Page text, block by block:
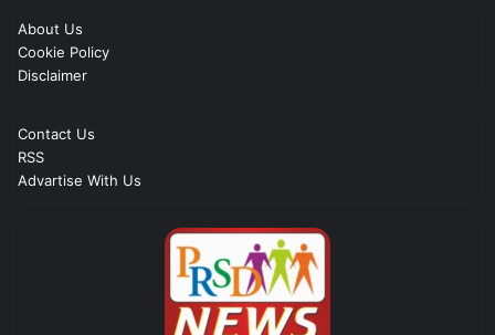
About Us
Cookie Policy
Disclaimer
Contact Us
RSS
Advartise With Us